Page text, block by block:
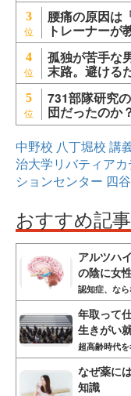
3 腰痛の原因は
トレーナーが
4 孤独が苦手な
末路。避ける
5 731部隊研究
団だったのか
中野校 八丁堀校 講
治大学リバティア
ションセンター 四
おすすめ記事
アルツハ
の陰に女
認知症、な
年取って
生きがい
超高齢時代
なぜ薬に
知識